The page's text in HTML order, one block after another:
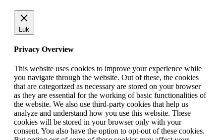
Luk
Privacy Overview
This website uses cookies to improve your experience while
you navigate through the website. Out of these, the cookies
that are categorized as necessary are stored on your browser
as they are essential for the working of basic functionalities of
the website. We also use third-party cookies that help us
analyze and understand how you use this website. These
cookies will be stored in your browser only with your
consent. You also have the option to opt-out of these cookies.